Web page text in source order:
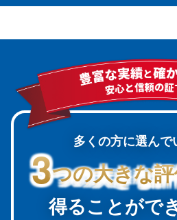
多くの方に選んで
3
3つの大きな
つの大きな
得ることがで